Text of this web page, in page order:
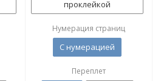
проклейкой
Нумерация страниц
С нумерацией
Переплет